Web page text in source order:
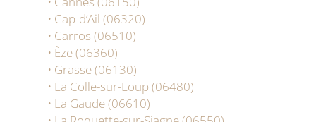
• Cap-d’Ail (06320)
• Carros (06510)
• Èze (06360)
• Grasse (06130)
• La Colle-sur-Loup (06480)
• La Gaude (06610)